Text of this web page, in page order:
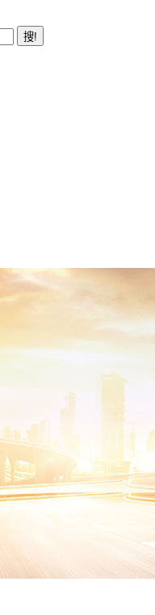
搜!